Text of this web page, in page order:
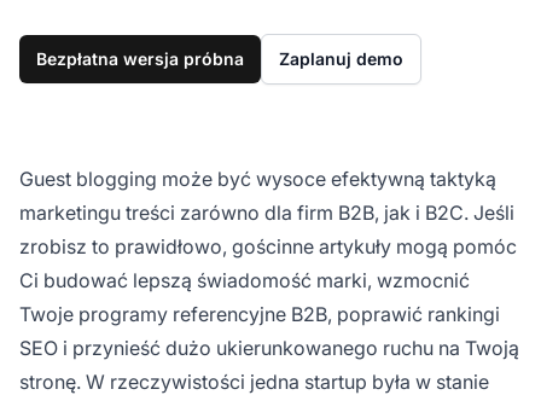
Bezpłatna wersja próbna Zaplanuj demo
Guest blogging może być wysoce efektywną taktyką
marketingu treści zarówno dla firm B2B, jak i B2C. Jeśli
zrobisz to prawidłowo, gościnne artykuły mogą pomóc
Ci budować lepszą świadomość marki, wzmocnić
Twoje programy referencyjne B2B, poprawić rankingi
SEO i przynieść dużo ukierunkowanego ruchu na Twoją
stronę. W rzeczywistości jedna startup była w stanie